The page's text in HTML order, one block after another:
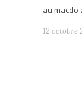
au macdo
12 octobre